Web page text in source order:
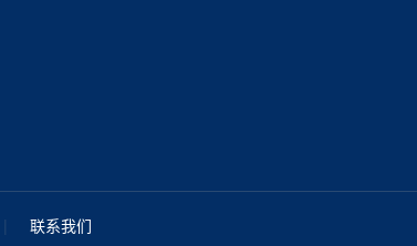
| 联系我们